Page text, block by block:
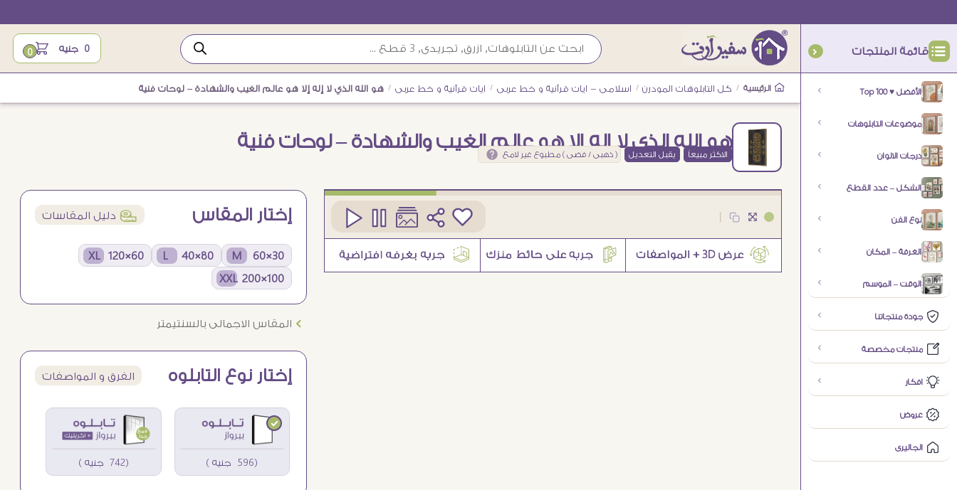
قائمة المنتجات
الأفضل ♥ Top 100
موضوعات التابلوهات
درجات الالوان
الشكل – عدد القطع
نوع الفن
الغرفة – المكان
الوقت – الموسم
جودة منتجاتنا
منتجات مخصصة
افكار
عروض
الجاليرى
0 جنيه 0
الرئيسية / كل التابلوهات المودرن / اسلامى - ايات قرآنية و خط عربى / ايات قرآنية و خط عربى / هو الله الذي لا إله إلا هو عالم الغيب والشهادة – لوحات فنية
هو الله الذي لا إله إلا هو عالم الغيب والشهادة – لوحات فنية
الاكثر مبيعاً يقبل التعديل ( ذهبى / فضى ) مطبوع غير لامع
6 إختار المقاس í دليل المقاسات
30×60 M
80×40 L
60×120 XL
100×200 XXL
Ö المقاس الاجمالى بالسنتيمتر
إختار نوع التابلوه الفرق و المواصفات
(596 جنيه ) (742 جنيه )